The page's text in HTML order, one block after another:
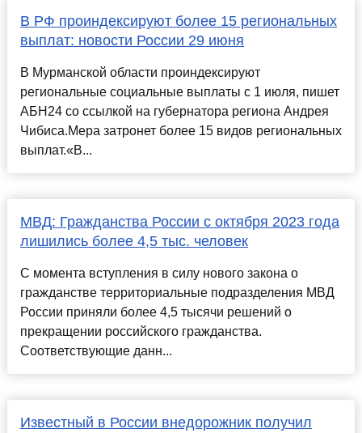
В РФ проиндексируют более 15 региональных
выплат: новости России 29 июня
В Мурманской области проиндексируют
региональные социальные выплаты с 1 июля, пишет
АБН24 со ссылкой на губернатора региона Андрея
Чибиса.Мера затронет более 15 видов региональных
выплат.«В...
МВД: Гражданства России с октября 2023 года
лишились более 4,5 тыс. человек
С момента вступления в силу нового закона о
гражданстве территориальные подразделения МВД
России приняли более 4,5 тысячи решений о
прекращении российского гражданства.
Соответствующие данн...
Известный в России внедорожник получил